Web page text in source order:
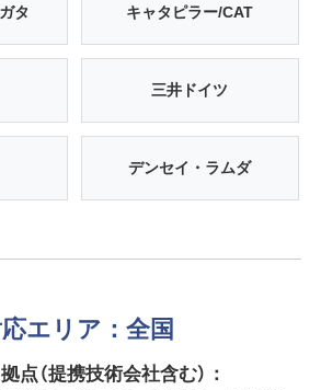
タ キャタピラー/CAT
三井ドイツ
デンセイ・ラムダ
エリア：全国
点（提携技術会社含む）：